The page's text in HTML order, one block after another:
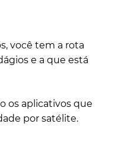
você tem a rota
e a que está
os aplicativos que
por satélite.